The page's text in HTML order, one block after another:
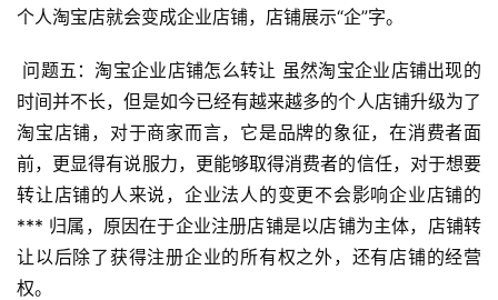
首
页
自
媒
体
个人淘宝店就会变成企业店铺，店铺展示“企”字。
时间并不长，但是如今已经有越来越多的个人店铺升级为了
淘宝店铺，对于商家而言，它是品牌的象征，在消费者面
前，更显得有说服力，更能够取得消费者的信任，对于想要
转让店铺的人来说，企业法人的变更不会影响企业店铺的
*** 归属，原因在于企业注册店铺是以店铺为主体，店铺转
让以后除了获得注册企业的所有权之外，还有店铺的经营
权。